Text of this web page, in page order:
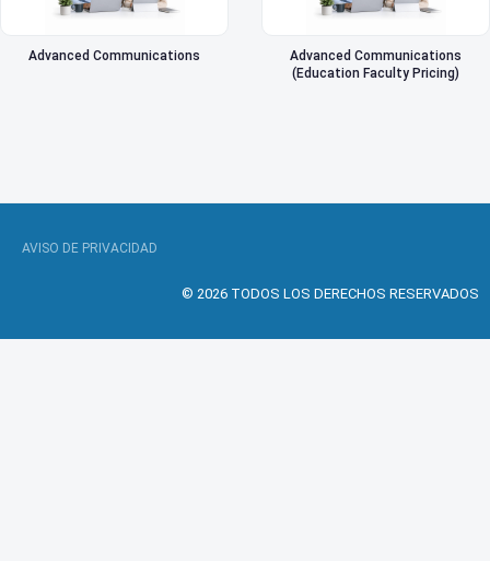
Advanced Communications
Advanced Communications
(Education Faculty Pricing)
AVISO DE PRIVACIDAD
© 2026 TODOS LOS DERECHOS RESERVADOS